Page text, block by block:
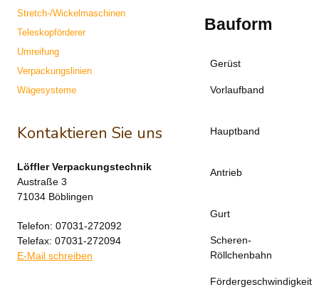
Bauform
Gerüst
Vorlaufband
Hauptband
Antrieb
Gurt
Scheren-
Röllchenbahn
Fördergeschwindigkeit
Stretch-/Wickelmaschinen
Teleskopförderer
Umreifung
Verpackungslinien
Wägesysteme
Kontaktieren Sie uns
Löffler Verpackungstechnik
Austraße 3
71034 Böblingen
Telefon: 07031-272092
Telefax: 07031-272094
E-Mail schreiben